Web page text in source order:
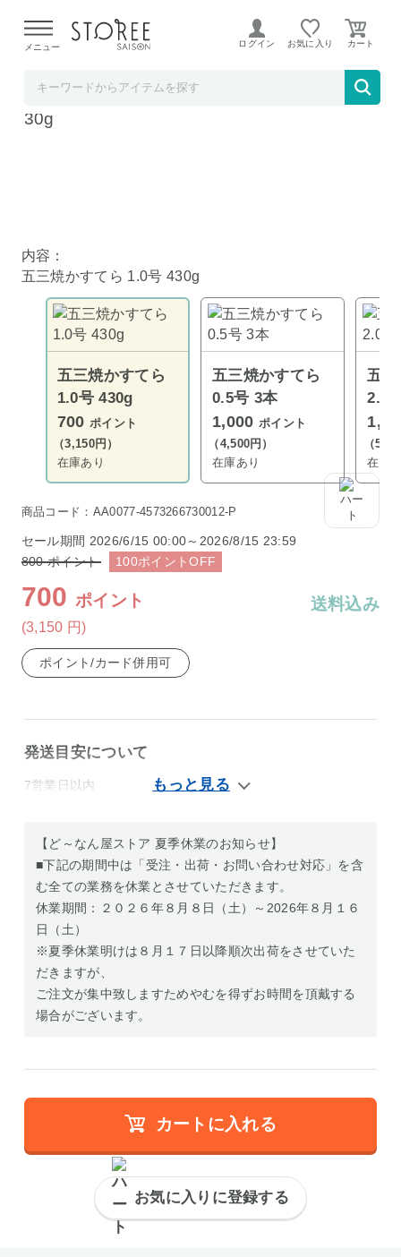
よる配送遅延が発生しております。
メニュー ログイン お気に入り
須崎屋 和三盆糖 長崎 五三焼かすてら 1.0号 4
30g
内容：
五三焼かすてら 1.0号 430g
五三焼かすてら
1.0号 430g
700ポイント
（3,150円）
在庫あり
五三焼かすてら
0.5号 3本
1,000 ポイント
（4,500円）
在庫あり
五
2.0
（
在庫
商品コード：AA0077-4573266730012-P
セール期間 2026/6/15 00:00～2026/8/15 23:59
800ポイント 100ポイントOFF
700ポイント
(3,150 円)
送料込み
ポイント/カード併用可
発送目安について
7営業日以内
【ど～なん屋ストア 夏季休業のお知らせ】
■下記の期間中は「受注・出荷・お問い合わせ対応」を含
む全ての業務を休業とさせていただきます。
休業期間：２０２６年８月８日（土）～2026年８月１６
日（土）
※夏季休業明けは８月１７日以降順次出荷をさせていた
だきますが、
ご注文が集中致しますためやむを得ずお時間を頂戴する
場合がございます。
カートに入れる
お気に入りに登録する